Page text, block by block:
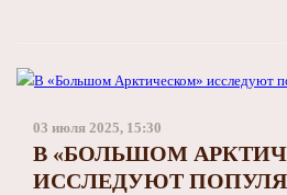
03 июля 2025, 15:30
В «БОЛЬШОМ
ИССЛЕДУЮТ